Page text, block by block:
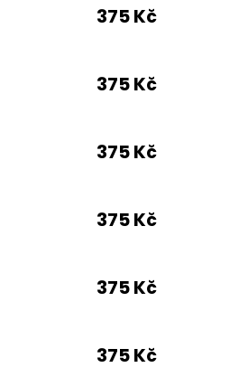
375 Kč
375 Kč
375 Kč
375 Kč
375 Kč
375 Kč